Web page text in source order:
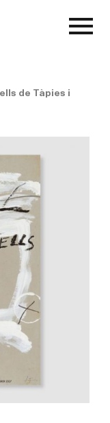
de Tàpies i